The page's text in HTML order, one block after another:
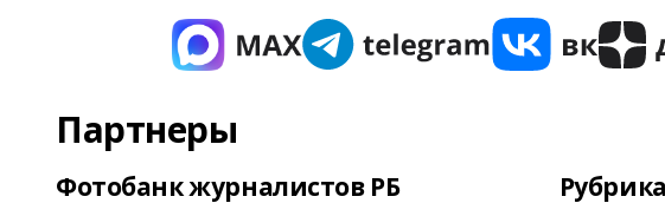
Партнеры
Фотобанк журналистов РБ